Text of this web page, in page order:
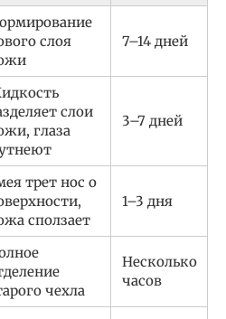
слоя
7–14 дней
слои
глаза
3–7 дней
трет нос о
сползает
1–3 дня
чехла
Несколько
часов